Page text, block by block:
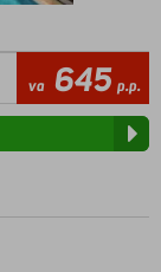
va 645 p.p.